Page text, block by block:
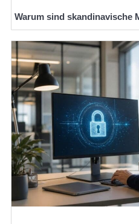
Warum sind skandinavische